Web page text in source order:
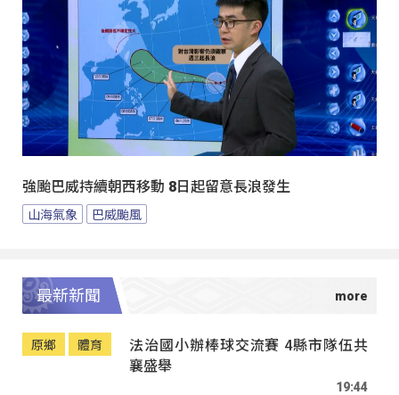
強颱巴威持續朝西移動 8日起留意長浪發生
山海氣象 巴威颱風
最新新聞
原鄉 體育
法治國小辦棒球交流賽 4縣市隊伍共
襄盛舉
19:44